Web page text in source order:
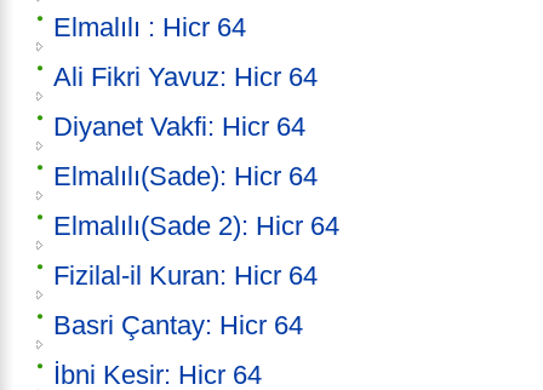
Elmalılı : Hicr 64
Ali Fikri Yavuz: Hicr 64
Diyanet Vakfi: Hicr 64
Elmalılı(Sade): Hicr 64
Elmalılı(Sade 2): Hicr 64
Fizilal-il Kuran: Hicr 64
Basri Çantay: Hicr 64
İbni Kesir: Hicr 64